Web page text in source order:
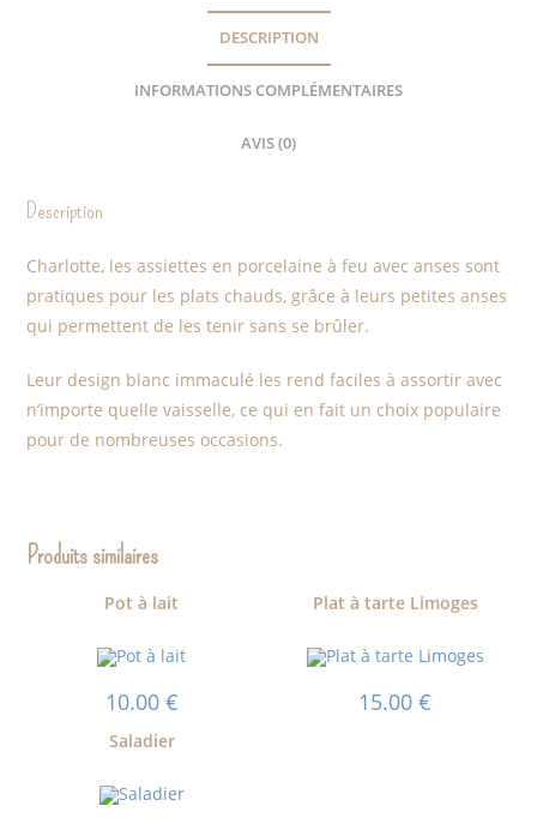
DESCRIPTION
INFORMATIONS COMPLÉMENTAIRES
AVIS (0)
Description
Charlotte, les assiettes en porcelaine à feu avec anses sont
pratiques pour les plats chauds, grâce à leurs petites anses
qui permettent de les tenir sans se brûler.
Leur design blanc immaculé les rend faciles à assortir avec
n’importe quelle vaisselle, ce qui en fait un choix populaire
pour de nombreuses occasions.
Produits similaires
Pot à lait
10.00 €
Plat à tarte Limoges
15.00€
Saladier